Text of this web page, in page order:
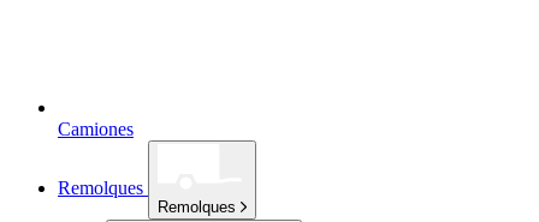
Camiones
Remolques
Remolques